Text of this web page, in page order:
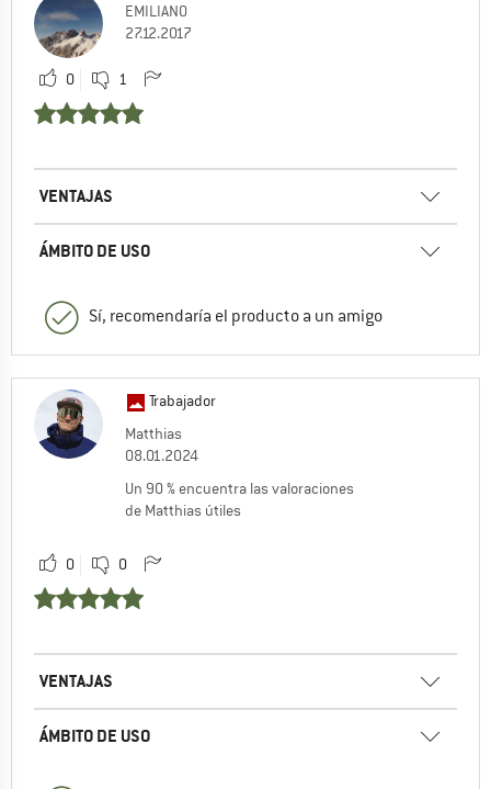
EMILIANO
27.12.2017
0 1
VENTAJAS
ÁMBITO DE USO
Sí, recomendaría el producto a un amigo
Trabajador
Matthias
08.01.2024
Un 90 % encuentra las valoraciones
de Matthias útiles
0 0
VENTAJAS
ÁMBITO DE USO